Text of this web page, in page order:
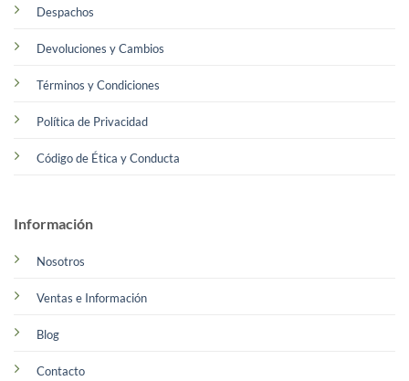
Despachos
Devoluciones y Cambios
Términos y Condiciones
Política de Privacidad
Código de Ética y Conducta
Información
Nosotros
Ventas e Información
Blog
Contacto